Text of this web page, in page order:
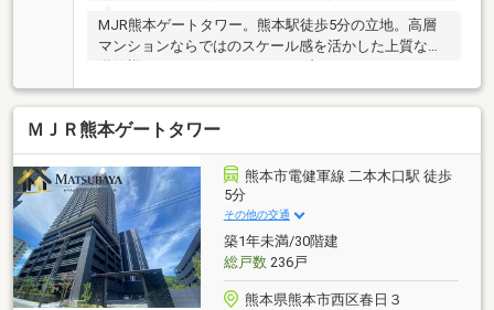
MJR熊本ゲートタワー。熊本駅徒歩5分の立地。高層
マンションならではのスケール感を活かした上質な設
の共用部、コンシェルジュサービスや各階ゴミ置き場
など、所在階を問わず、上質な住環境を実現します。
曜日時間帯問わず、内覧のご予約をお待ちしておりま
す！当日の内覧を含め、お気軽にお問い合わせくださ
い☆日本全国1000店舗以上展開中のCENTURY21加盟
店☆Next Links KMにお任せ下さい。お客様の悩みを弊
社がしっかりサポート致します！English and Chinese
available！提供英文和中文！
ＭＪＲ熊本ゲートタワー
熊本市電健軍線 二本木口駅 徒歩
5分
その他の交通
築1年未満/30階建
総戸数236戸
熊本県熊本市西区春日３